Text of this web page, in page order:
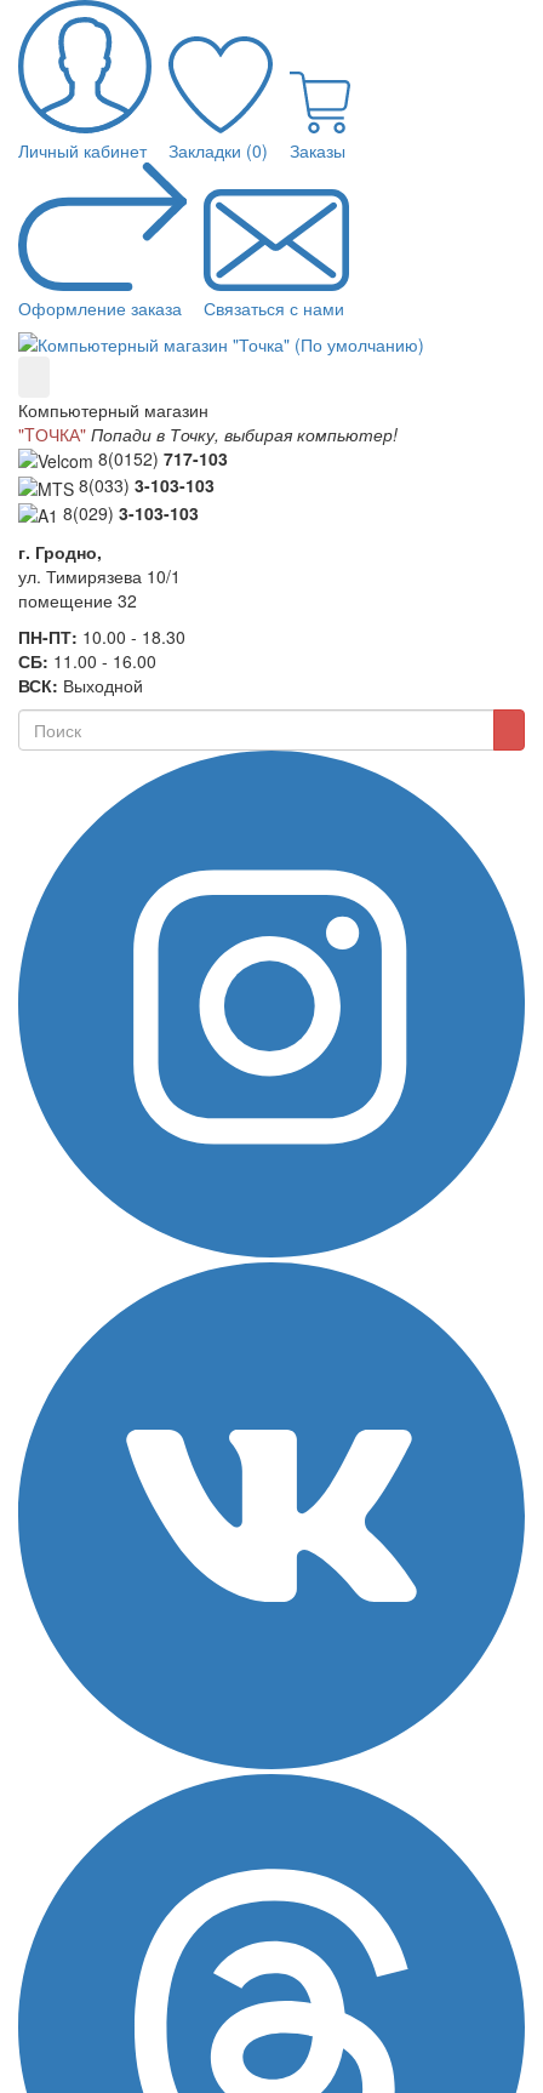
Личный кабинет Закладки (0) Заказы
Оформление заказа Связаться с нами
Компьютерный магазин
"TОЧКА" Попади в Точку, выбирая компьютер!
8(0152) 717-103
8(033) 3-103-103
8(029) 3-103-103
г. Гродно,
ул. Тимирязева 10/1
помещение 32
ПН-ПТ: 10.00 - 18.30
СБ: 11.00 - 16.00
ВСК: Выходной